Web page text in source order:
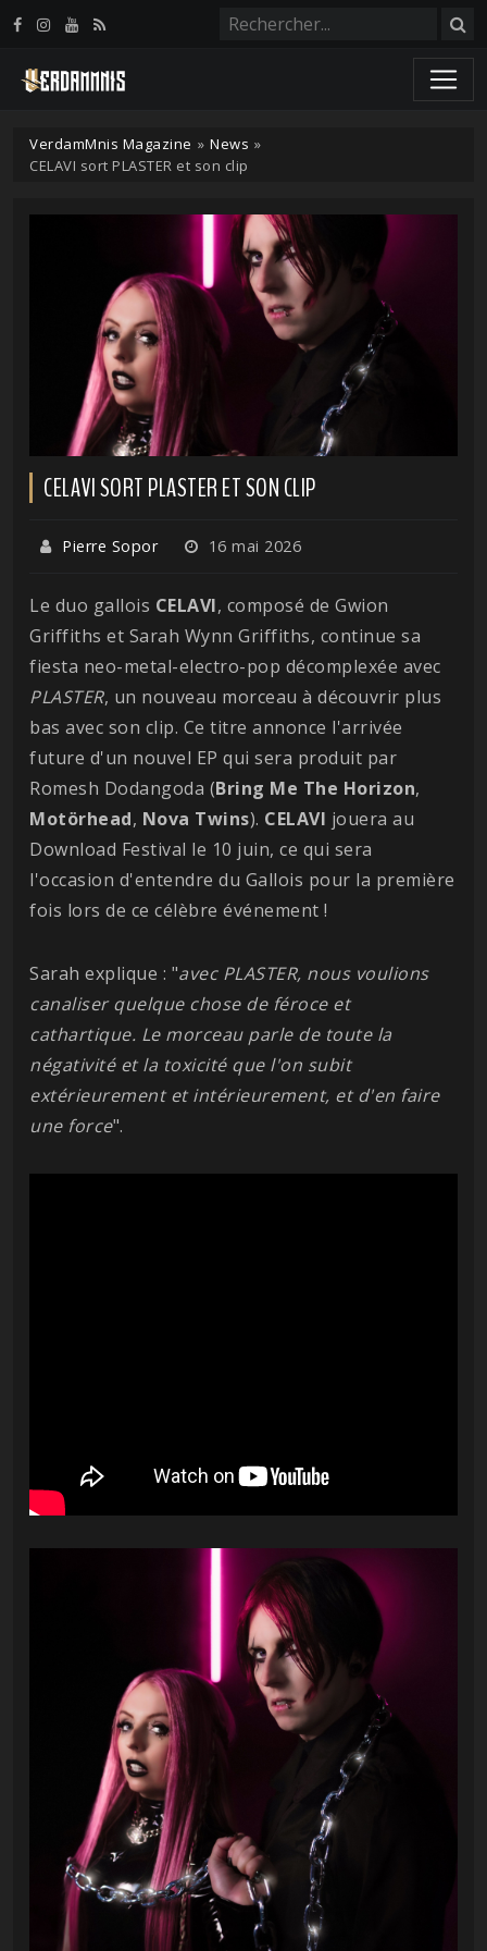
VerdamMnis Magazine » News »
CELAVI sort PLASTER et son clip
CELAVI SORT PLASTER ET SON CLIP
Pierre Sopor 16 mai 2026
Le duo gallois CELAVI, composé de Gwion
Griffiths et Sarah Wynn Griffiths, continue sa
fiesta neo-metal-electro-pop décomplexée avec
PLASTER, un nouveau morceau à découvrir plus
bas avec son clip. Ce titre annonce l'arrivée
future d'un nouvel EP qui sera produit par
Romesh Dodangoda (Bring Me The Horizon,
Motörhead, Nova Twins). CELAVI jouera au
Download Festival le 10 juin, ce qui sera
l'occasion d'entendre du Gallois pour la première
fois lors de ce célèbre événement !
Sarah explique : "avec PLASTER, nous voulions
canaliser quelque chose de féroce et
cathartique. Le morceau parle de toute la
négativité et la toxicité que l'on subit
extérieurement et intérieurement, et d'en faire
une force".
Panneau de gestion des cookies